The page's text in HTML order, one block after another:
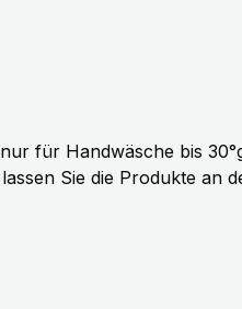
für Handwäsche bis
Sie die Produkte an